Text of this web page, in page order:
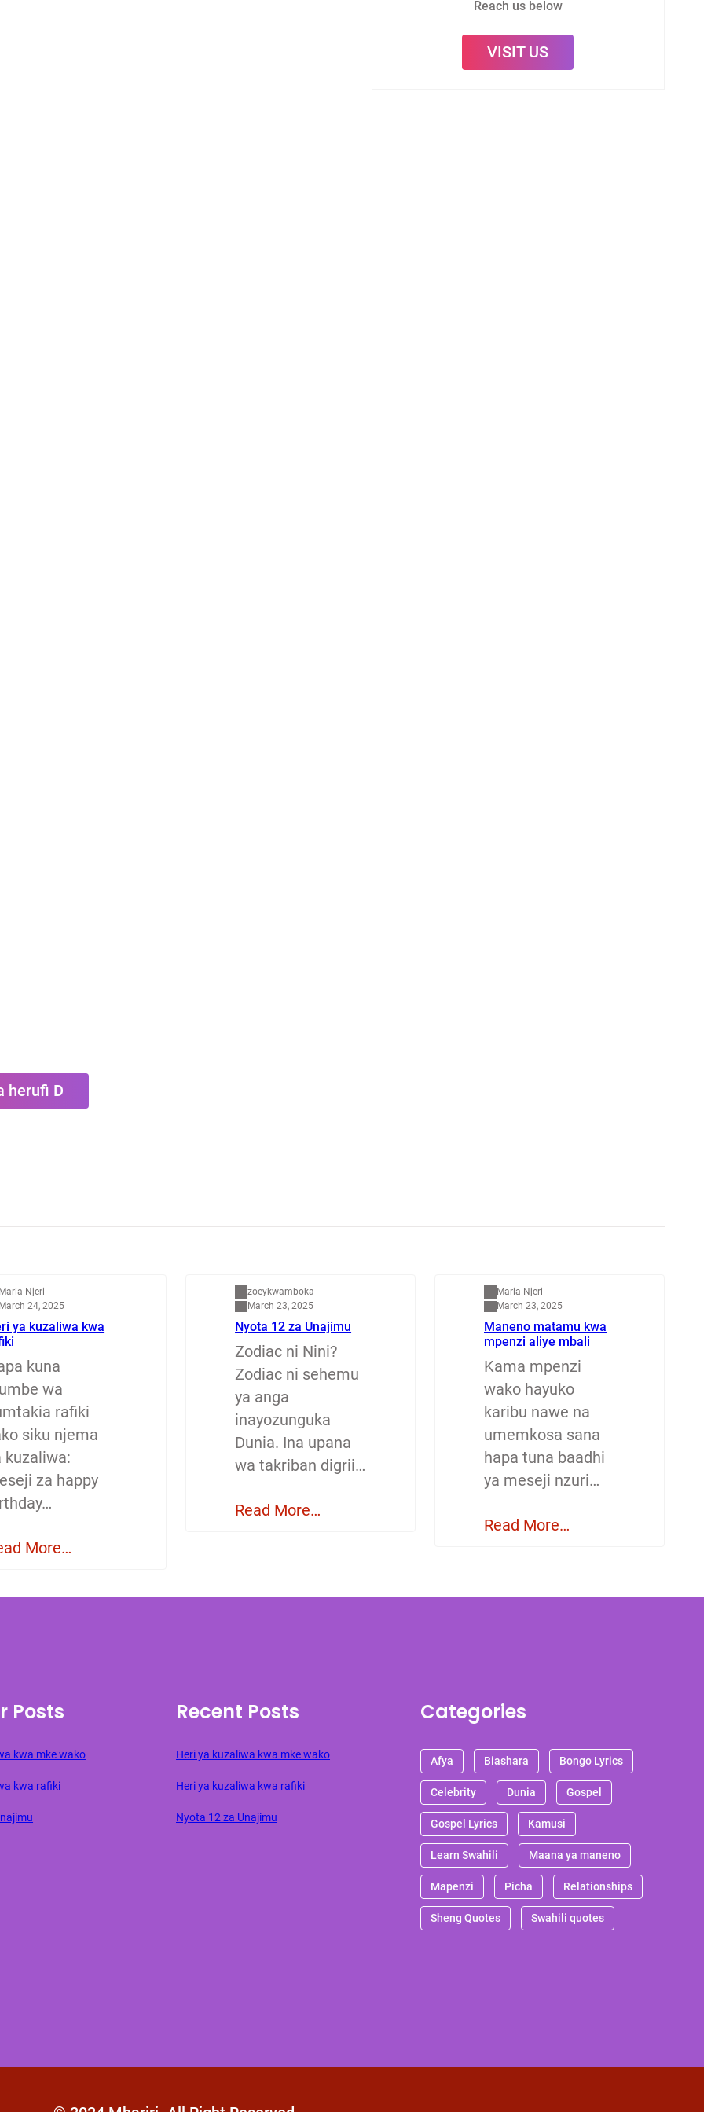
herufi D
Reach us below
VISIT US
Maria Njeri
March 24, 2025
ya kuzaliwa kwa
kuna
wa
rafiki
siku njema
kuzaliwa:
za happy
More…
zoeykwamboka
March 23, 2025
Nyota 12 za Unajimu
Zodiac ni Nini?
Zodiac ni sehemu
ya anga
inayozunguka
Dunia. Ina upana
wa takriban digrii…
Read More…
Maria Njeri
March 23, 2025
Maneno matamu kwa
mpenzi aliye mbali
Kama mpenzi
wako hayuko
karibu nawe na
umemkosa sana
hapa tuna baadhi
ya meseji nzuri…
Read More…
Posts
kwa mke wako
kwa rafiki
Recent Posts
Heri ya kuzaliwa kwa mke wako
Heri ya kuzaliwa kwa rafiki
Nyota 12 za Unajimu
Categories
Afya Biashara Bongo Lyrics
Celebrity Dunia Gospel
Gospel Lyrics Kamusi
Learn Swahili Maana ya maneno
Mapenzi Picha Relationships
Sheng Quotes Swahili quotes